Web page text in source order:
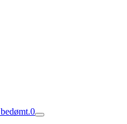
0